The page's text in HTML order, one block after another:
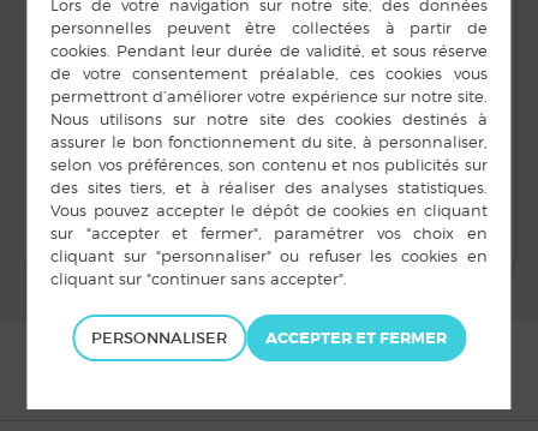
11 novembre 2025
Heure :
10 h 45 min à 11 h 30
Place de la mairie
Théâtre Conseil municipal
PERSONNALISER